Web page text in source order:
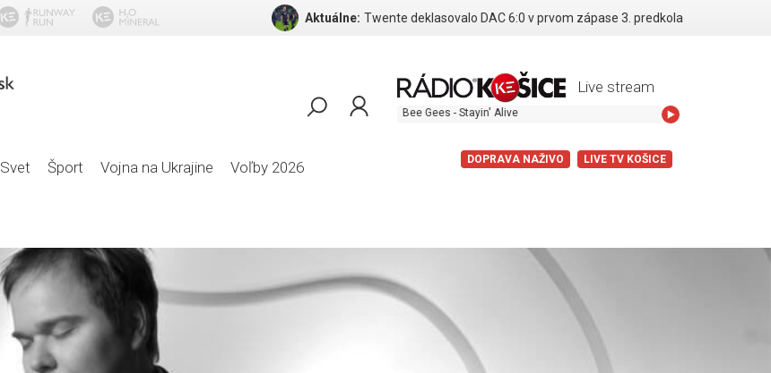
Aktuálne: Twente deklasovalo DAC 6:0 v prvom zápase 3. predkola
Svet Šport Vojna na Ukrajine
Voľby 2026
Live stream
Bee Gees - Stayin' Alive
DOPRAVA NAŽIVO LIVE TV KOŠICE